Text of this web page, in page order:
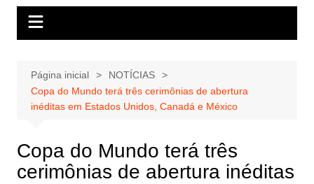
Página inicial
NOTÍCIAS
Copa do Mundo terá três cerimônias de abertura
inéditas em Estados Unidos, Canadá e México
Copa do Mundo terá três
cerimônias de abertura inéditas